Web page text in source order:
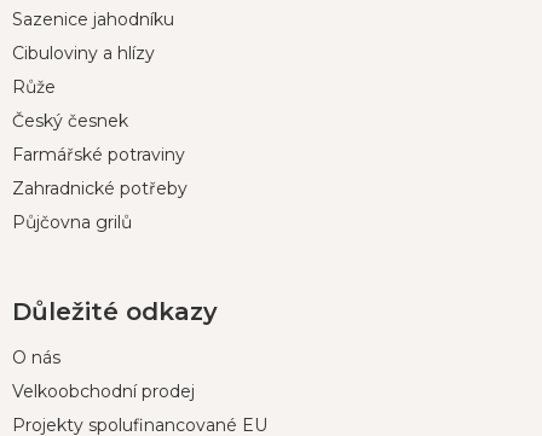
aSazenice jahodníku
Cibuloviny a hlízy
Růže
Český česnek
Farmářské potraviny
Zahradnické potřeby
Půjčovna grilů
Důležité odkazy
O nás
Velkoobchodní prodej
Projekty spolufinancované EU